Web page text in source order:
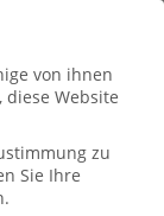
von ihnen
Website
zu
Sie Ihre